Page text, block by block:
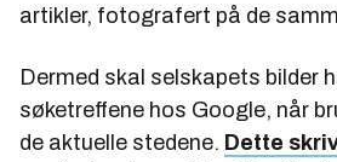
artikler, fotografert på de
Dermed skal selskapets bilder
søketreffene hos Google, når
de aktuelle stedene. Dette